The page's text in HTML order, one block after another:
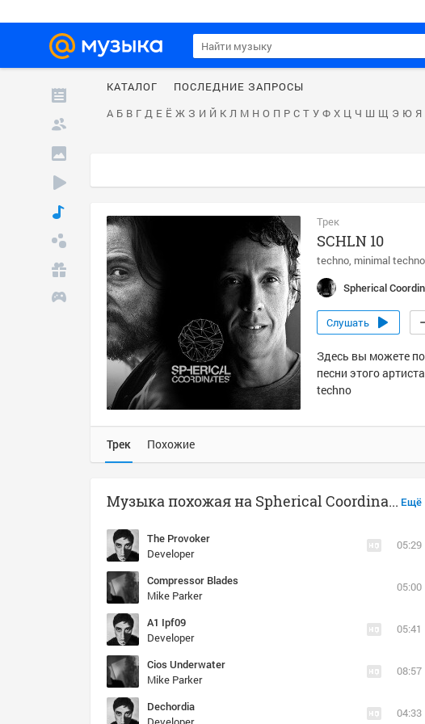
КАТАЛОГ
ПОСЛЕДНИЕ ЗАПРОСЫ
А Б В Г Д Е Ё Ж З И Й К Л М Н О П Р С Т У Ф Х Ц Ч Ш Щ Э Ю Я
Трек
SCHLN 10
techno minimal techno
Spherical
Слушать
Здесь вы можете
песни этого
techno
Трек Похожие
Ещё
Музыка похожая на Spherical Coordinates - SCHLN 10
The Provoker
Developer
05:29
Compressor Blades
Mike Parker
05:00
A1 Ipf09
Developer
05:41
Cios Underwater
Mike Parker
08:57
Dechordia
04:33